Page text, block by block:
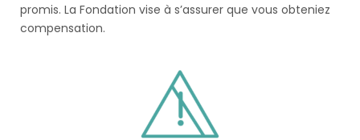
promis. La Fondation vise à s’assurer que vous obteniez
compensation.